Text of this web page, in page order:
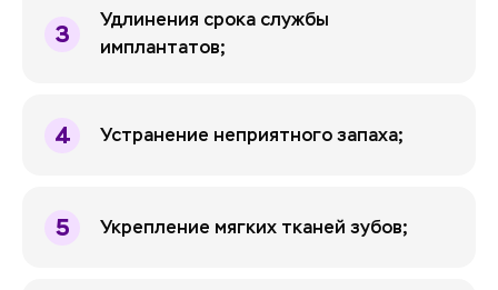
Удлинения срока службы
имплантатов;
Устранение неприятного запаха;
Укрепление мягких тканей зубов;